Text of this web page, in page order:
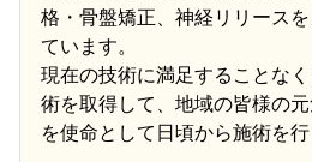
格・骨盤矯正、神経リリース
ています。
現在の技術に満足することな
術を取得して、地域の皆様の
を使命として日頃から施術を行